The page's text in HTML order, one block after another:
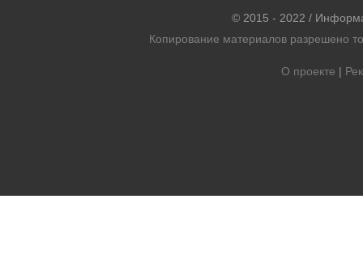
© 2015 - 2022 /
Копирование материалов разрешено
О проекте |